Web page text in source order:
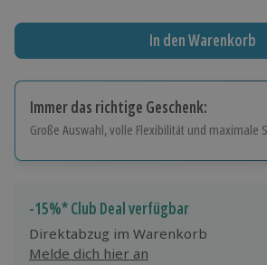
In den Warenkorb
Immer das richtige Geschenk:
Große Auswahl, volle Flexibilität und maximale
Jeder Gutschein für alle Erlebnisse einlösbar.
Maximale Sicherheit
3 Jahre gültig & verlängerbar.
-15%* Club Deal verfügbar
Direktabzug im Warenkorb
Melde dich hier an